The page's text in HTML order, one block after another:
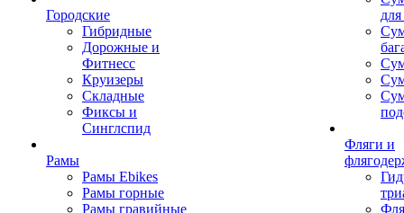
Городские
Гибридные
Дорожные и
Фитнесс
Круизеры
Складные
Фиксы и
Синглспид
Рамы
Рамы Ebikes
Рамы горные
Рамы гравийные
Фляги и